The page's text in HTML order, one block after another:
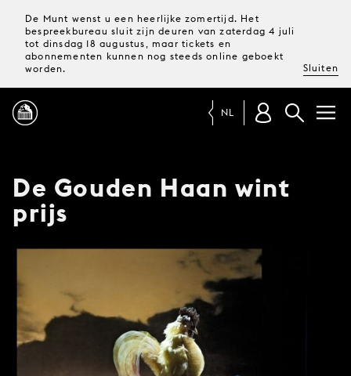
De Munt wenst u een heerlijke zomertijd. Het
bespreekbureau sluit zijn deuren van zaterdag 4 juli
tot dinsdag 18 augustus, maar tickets en
abonnementen kunnen nog steeds online geboekt
worden.
Sluiten
TICKETS &
ABONNEMENTEN
UW
BEZOEK
JONG
NL
De Gouden Haan wint
prijs